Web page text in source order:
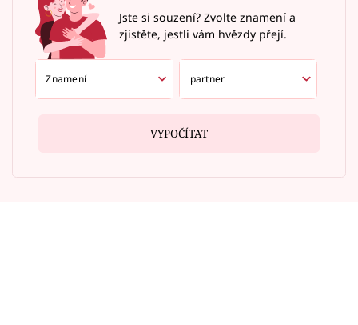
Jste si souzení? Zvolte znamení a
zjistěte, jestli vám hvězdy přejí.
VYPOČÍTAT